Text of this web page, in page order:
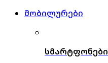
მობილურები
სმარტფონები